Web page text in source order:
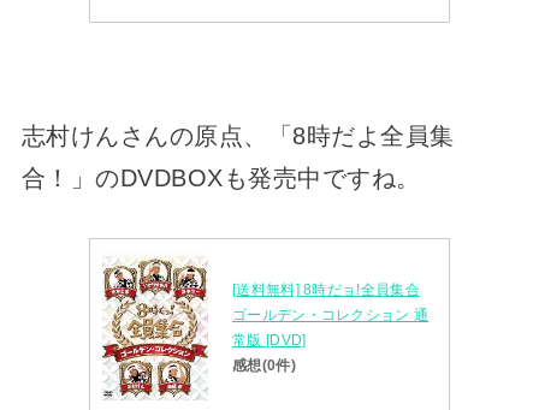
志村けんさんの原点、「8時だよ全員集
合！」のDVDBOXも発売中ですね。
[送料無料] 8時だョ!全員集合
ゴールデン・コレクション 通
常版 [DVD]
感想(0件)